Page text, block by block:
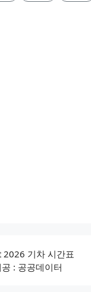
2026 기차 시간표
: 공공데이터